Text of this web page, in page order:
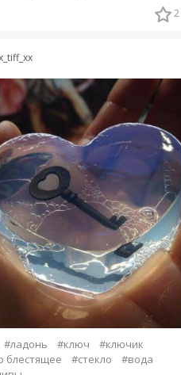
2
#ладонь #ключ
#ключик
блестящее
#стекло
#вода